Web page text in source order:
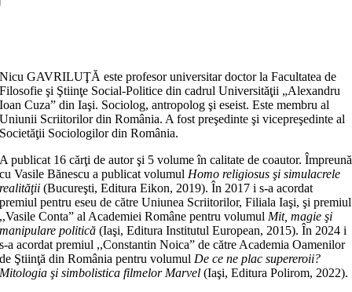
Nicu GAVRILUŢĂ este profesor universitar doctor la Facultatea de
Filosofie şi Ştiinţe Social-Politice din cadrul Universităţii „Alexandru
Ioan Cuza” din Iaşi. Sociolog, antropolog şi eseist. Este membru al
Uniunii Scriitorilor din România. A fost preşedinte şi vicepreşedinte al
Societăţii Sociologilor din România.
A publicat 16 cărţi de autor şi 5 volume în calitate de coautor. Împreună
cu Vasile Bănescu a publicat volumul Homo religiosus şi simulacrele
realităţii (Bucureşti, Editura Eikon, 2019). În 2017 i s-a acordat
premiul pentru eseu de către Uniunea Scriitorilor, Filiala Iaşi, şi premiul
,,Vasile Conta” al Academiei Române pentru volumul Mit, magie şi
manipulare politică(Iaşi, Editura Institutul European, 2015). În 2024 i
s-a acordat premiul ,,Constantin Noica” de către Academia Oamenilor
de Ştiinţă din România pentru volumul De ce ne plac supereroii?
Mitologia şi simbolistica filmelor Marvel (Iaşi, Editura Polirom, 2022).